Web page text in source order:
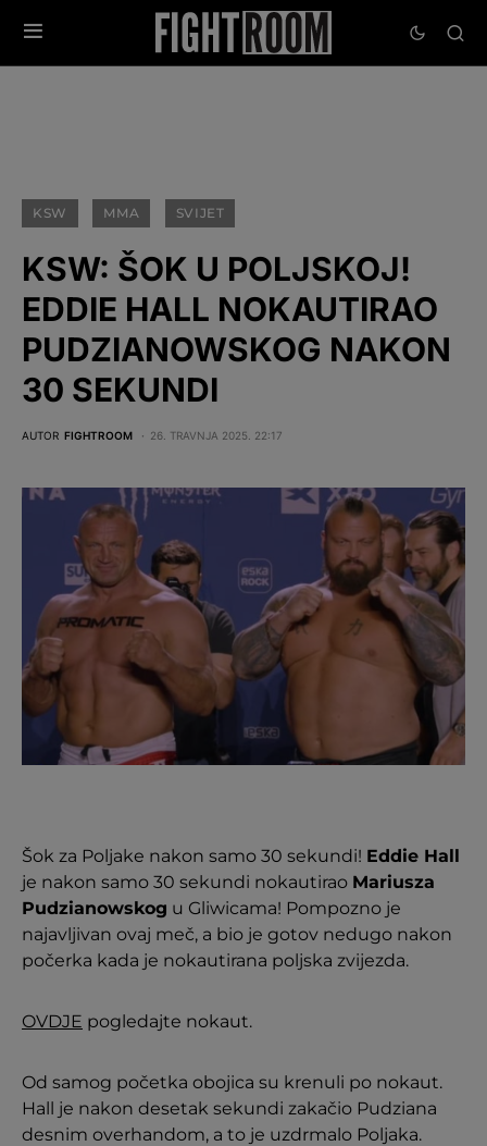
KSW MMA SVIJET
KSW: ŠOK U POLJSKOJ!
EDDIE HALL NOKAUTIRAO
PUDZIANOWSKOG NAKON
30 SEKUNDI
AUTOR FIGHTROOM 26. TRAVNJA 2025. 22:17
Šok za Poljake nakon samo 30 sekundi! Eddie Hall
je nakon samo 30 sekundi nokautirao Mariusza
Pudzianowskog u Gliwicama! Pompozno je
najavljivan ovaj meč, a bio je gotov nedugo nakon
počerka kada je nokautirana poljska zvijezda.
OVDJE pogledajte nokaut.
Od samog početka obojica su krenuli po nokaut.
Hall je nakon desetak sekundi zakačio Pudziana
desnim overhandom, a to je uzdrmalo Poljaka.